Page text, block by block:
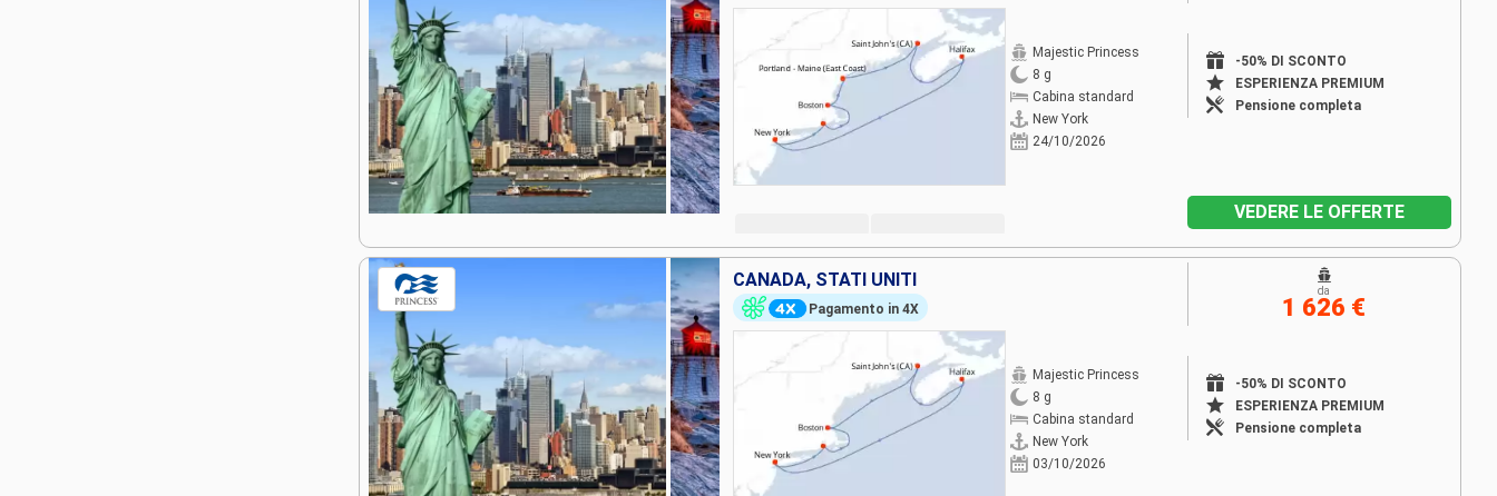
Majestic Princess
8 g
Cabina standard
New York
24/10/2026
-50% DI SCONTO
ESPERIENZA PREMIUM
Pensione completa
VEDERE LE OFFERTE
CANADA, STATI UNITI
Pagamento in 4X
Majestic Princess
8 g
Cabina standard
New York
03/10/2026
-50% DI SCONTO
ESPERIENZA PREMIUM
Pensione completa
da
1 626 €